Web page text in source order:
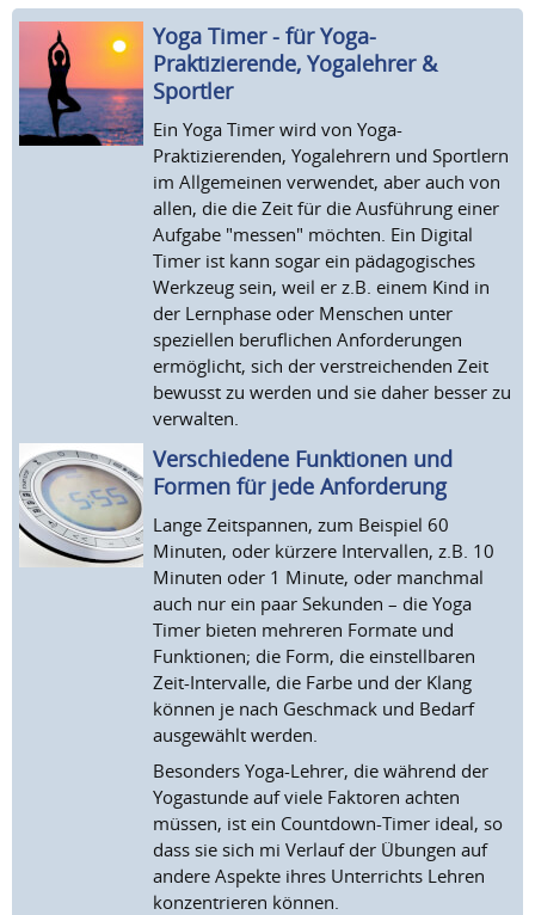
Yoga Timer - für Yoga-
Praktizierende, Yogalehrer &
Sportler
Ein Yoga Timer wird von Yoga-
Praktizierenden, Yogalehrern und Sportlern
im Allgemeinen verwendet, aber auch von
allen, die die Zeit für die Ausführung einer
Aufgabe "messen" möchten. Ein Digital
Timer ist kann sogar ein pädagogisches
Werkzeug sein, weil er z.B. einem Kind in
der Lernphase oder Menschen unter
speziellen beruflichen Anforderungen
ermöglicht, sich der verstreichenden Zeit
bewusst zu werden und sie daher besser zu
verwalten.
Verschiedene Funktionen und
Formen für jede Anforderung
Lange Zeitspannen, zum Beispiel 60
Minuten, oder kürzere Intervallen, z.B. 10
Minuten oder 1 Minute, oder manchmal
auch nur ein paar Sekunden – die Yoga
Timer bieten mehreren Formate und
Funktionen; die Form, die einstellbaren
Zeit-Intervalle, die Farbe und der Klang
können je nach Geschmack und Bedarf
ausgewählt werden.
Besonders Yoga-Lehrer, die während der
Yogastunde auf viele Faktoren achten
müssen, ist ein Countdown-Timer ideal, so
dass sie sich mi Verlauf der Übungen auf
andere Aspekte ihres Unterrichts Lehren
konzentrieren können.